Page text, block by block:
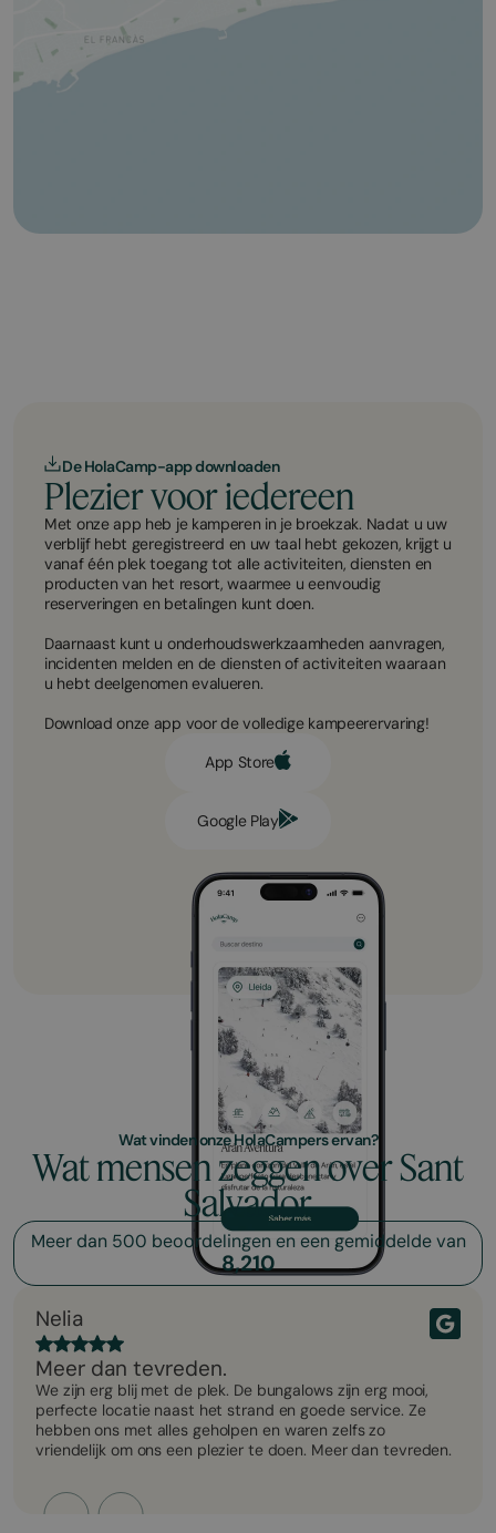
De HolaCamp-app downloaden
Plezier voor iedereen
Met onze app heb je kamperen in je broekzak. Nadat u uw
verblijf hebt geregistreerd en uw taal hebt gekozen, krijgt u
vanaf één plek toegang tot alle activiteiten, diensten en
producten van het resort, waarmee u eenvoudig
reserveringen en betalingen kunt doen.
Daarnaast kunt u onderhoudswerkzaamheden aanvragen,
incidenten melden en de diensten of activiteiten waaraan
u hebt deelgenomen evalueren.
Download onze app voor de volledige kampeerervaring!
App Store
Google Play
Wat vinden onze HolaCampers ervan?
Wat mensen zeggen over Sant
Salvador
Meer dan 500 beoordelingen en een gemiddelde van
8,210
Nelia
Meer dan tevreden.
We zijn erg blij met de plek. De bungalows zijn erg mooi,
perfecte locatie naast het strand en goede service. Ze
hebben ons met alles geholpen en waren zelfs zo
vriendelijk om ons een plezier te doen. Meer dan tevreden.